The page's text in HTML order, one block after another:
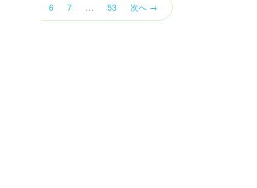
ペ
6 7 … 53 次へ →